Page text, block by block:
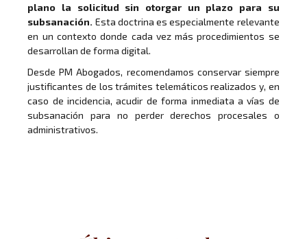
plano la solicitud sin otorgar un plazo para su
subsanación. Esta doctrina es especialmente relevante
en un contexto donde cada vez más procedimientos se
desarrollan de forma digital.
Desde PM Abogados, recomendamos conservar siempre
justificantes de los trámites telemáticos realizados y, en
caso de incidencia, acudir de forma inmediata a vías de
subsanación para no perder derechos procesales o
administrativos.